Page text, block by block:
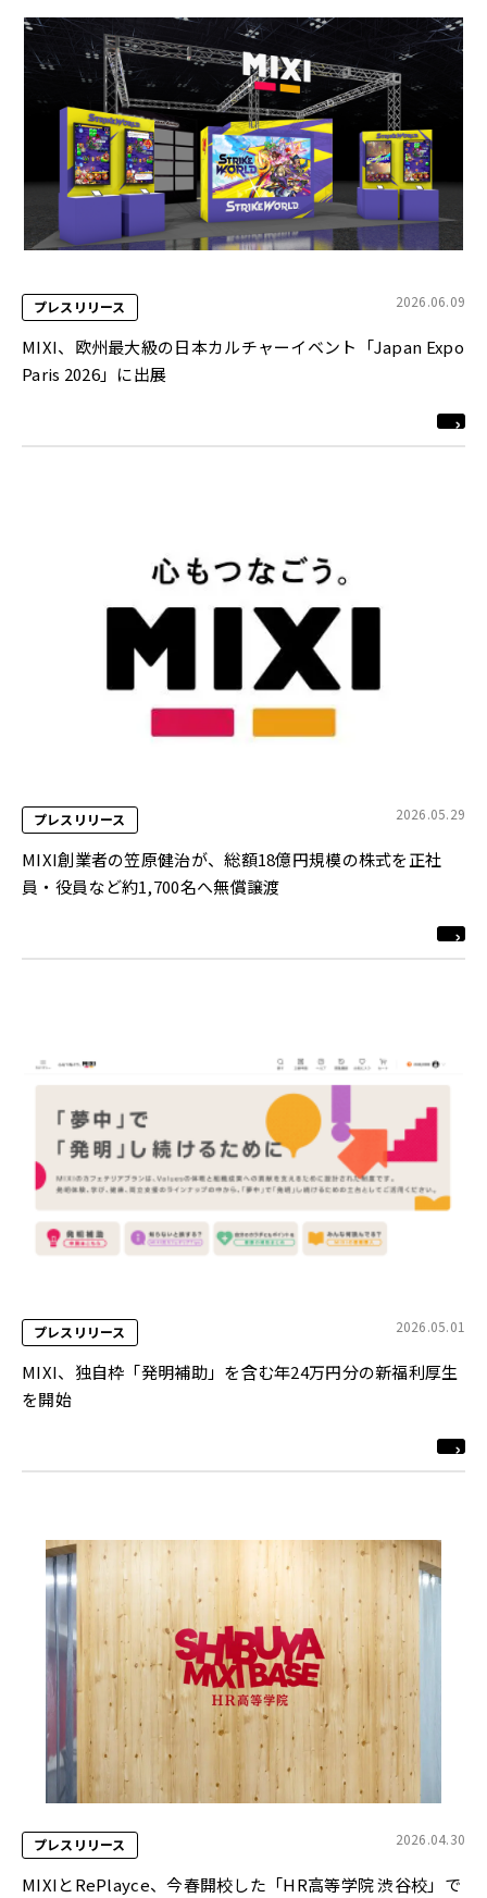
プレスリリース 2026.06.09
MIXI、欧州最大級の日本カルチャーイベント「Japan Expo
Paris 2026」に出展
プレスリリース 2026.05.29
MIXI創業者の笠原健治が、総額18億円規模の株式を正社
員・役員など約1,700名へ無償譲渡
プレスリリース 2026.05.01
MIXI、独自枠「発明補助」を含む年24万円分の新福利厚生
を開始
プレスリリース 2026.04.30
MIXIとRePlayce、今春開校した「HR高等学院 渋谷校」で